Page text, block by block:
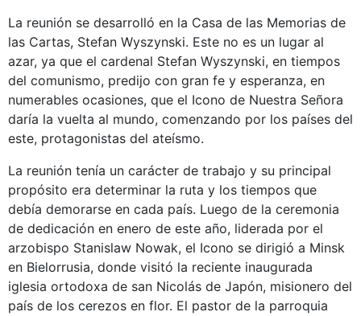
La reunión se desarrolló en la Casa de las Memorias de
las Cartas, Stefan Wyszynski. Este no es un lugar al
azar, ya que el cardenal Stefan Wyszynski, en tiempos
del comunismo, predijo con gran fe y esperanza, en
numerables ocasiones, que el Icono de Nuestra Señora
daría la vuelta al mundo, comenzando por los países del
este, protagonistas del ateísmo.
La reunión tenía un carácter de trabajo y su principal
propósito era determinar la ruta y los tiempos que
debía demorarse en cada país. Luego de la ceremonia
de dedicación en enero de este año, liderada por el
arzobispo Stanislaw Nowak, el Icono se dirigió a Minsk
en Bielorrusia, donde visitó la reciente inaugurada
iglesia ortodoxa de san Nicolás de Japón, misionero del
país de los cerezos en flor. El pastor de la parroquia